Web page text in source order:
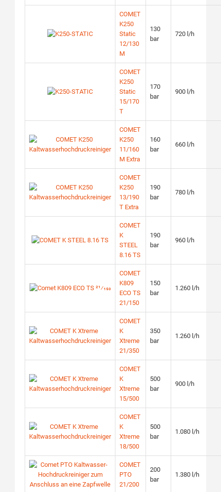
COMET
K250
Static
12/130
M
130
bar
720 l/h
COMET
K250
Static
15/170
T
170
bar
900 l/h
COMET
K250
11/160
M Extra
160
bar
660 l/h
COMET
K250
13/190
T Extra
190
bar
780 l/h
COMET
K
STEEL
8.16 TS
190
bar
960 l/h
COMET
K809
ECO TS
21/150
150
bar
1.260 l/h
COMET
K
Xtreme
21/350
350
bar
1.260 l/h
COMET
K
Xtreme
15/500
500
bar
900 l/h
COMET
K
Xtreme
18/500
500
bar
1.080 l/h
COMET
PTO
21/200
200
bar
1.380 l/h